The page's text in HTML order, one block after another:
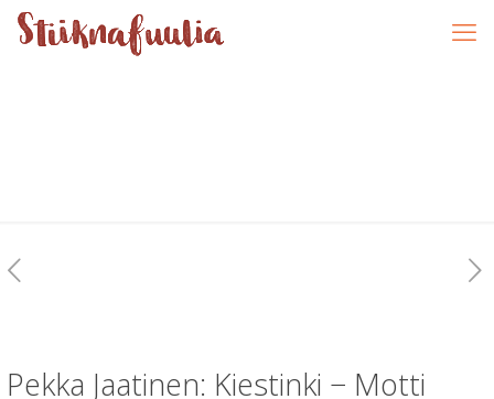
Pekka Jaatinen: Kiestinki − Motti